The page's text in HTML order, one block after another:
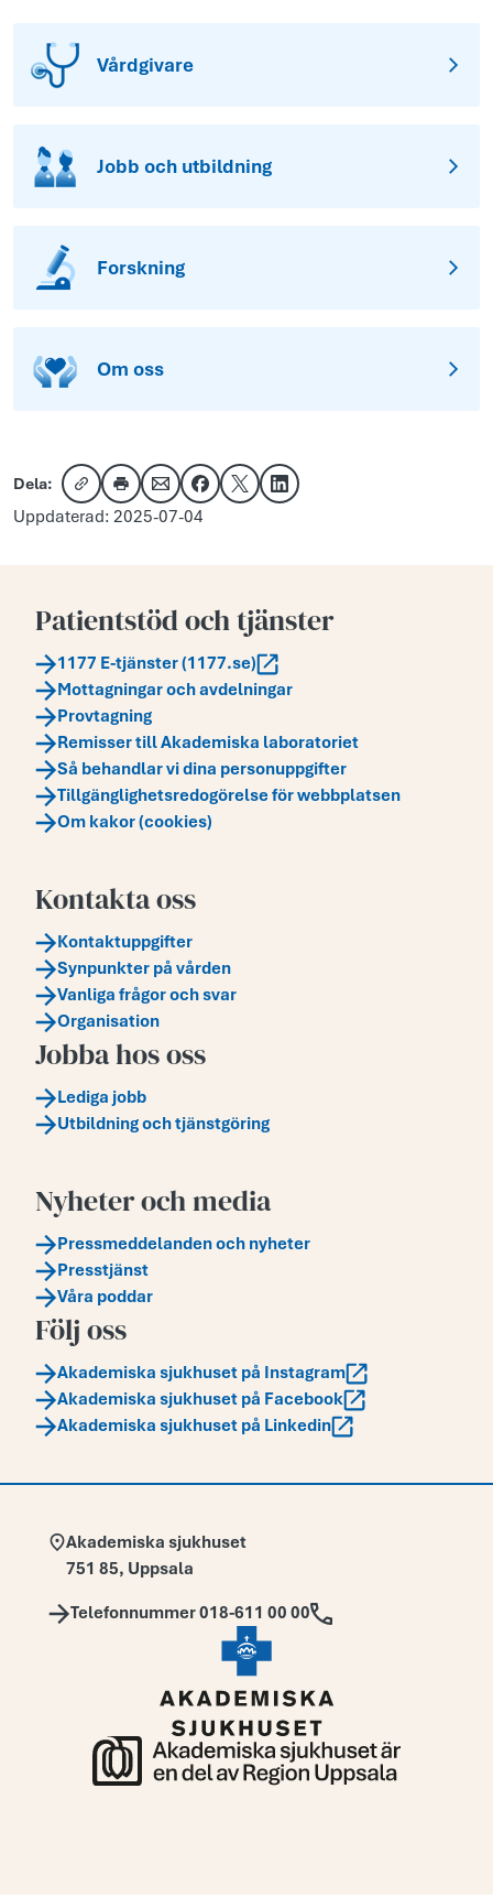
Vårdgivare
Jobb och utbildning
Forskning
Om oss
Dela:
Kopiera länk
Skriv utDela via e-post
Dela på Facebook
Dela på XDela på LinkedIn
Uppdaterad: 2025-07-04
Patientstöd och tjänster
1177 E-tjänster (1177.se)
Mottagningar och avdelningar
Provtagning
Remisser till Akademiska laboratoriet
Så behandlar vi dina personuppgifter
Tillgänglighetsredogörelse för webbplatsen
Om kakor (cookies)
Kontakta oss
Kontaktuppgifter
Synpunkter på vården
Vanliga frågor och svar
Organisation
Jobba hos oss
Lediga jobb
Utbildning och tjänstgöring
Nyheter och media
Pressmeddelanden och nyheter
Presstjänst
Våra poddar
Följ oss
Akademiska sjukhuset på Instagram
Akademiska sjukhuset på Facebook
Akademiska sjukhuset på Linkedin
Adress:
Akademiska sjukhuset
751 85, Uppsala
Telefon:
Telefonnummer 018-611 00 00